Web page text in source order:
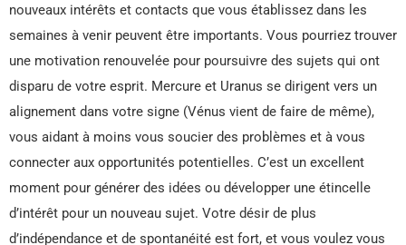
nouveaux intérêts et contacts que vous établissez dans les
semaines à venir peuvent être importants. Vous pourriez trouver
une motivation renouvelée pour poursuivre des sujets qui ont
disparu de votre esprit. Mercure et Uranus se dirigent vers un
alignement dans votre signe (Vénus vient de faire de même),
vous aidant à moins vous soucier des problèmes et à vous
connecter aux opportunités potentielles. C’est un excellent
moment pour générer des idées ou développer une étincelle
d’intérêt pour un nouveau sujet. Votre désir de plus
d’indépendance et de spontanéité est fort, et vous voulez vous